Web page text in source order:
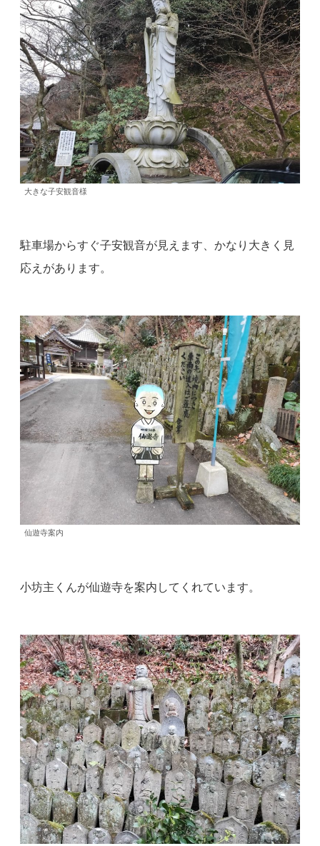
大きな子安観音様
駐車場からすぐ子安観音が見えます、かなり大きく見
応えがあります。
仙遊寺案内
小坊主くんが仙遊寺を案内してくれています。